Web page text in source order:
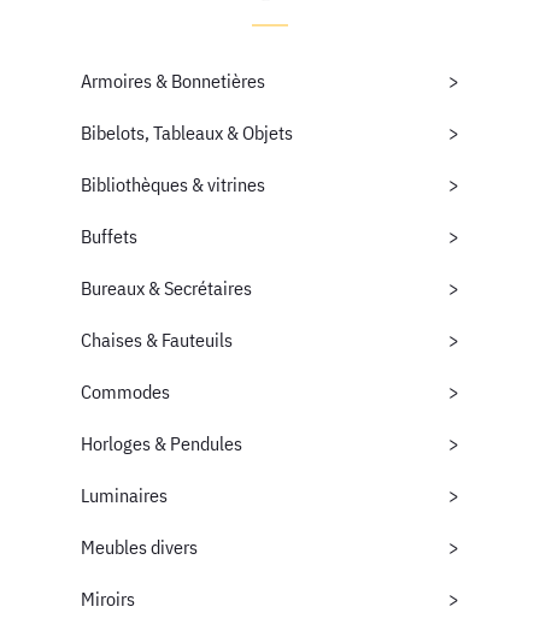
Armoires & Bonnetières
Bibelots, Tableaux & Objets
Bibliothèques & vitrines
Buffets
Bureaux & Secrétaires
Chaises & Fauteuils
Commodes
Horloges & Pendules
Luminaires
Meubles divers
Miroirs